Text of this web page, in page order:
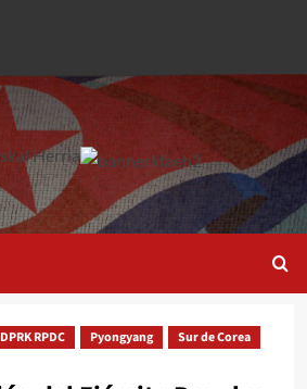
RPDC Pyongyang
Sur de Corea